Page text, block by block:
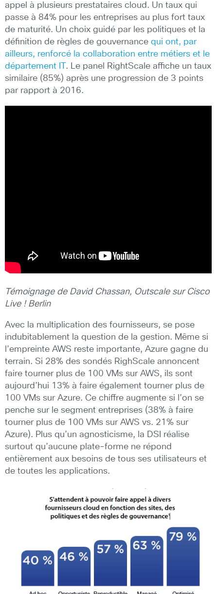
appel à plusieurs prestataires cloud. Un taux qui
passe à 84% pour les entreprises au plus fort taux
de maturité. Un choix guidé par les politiques et la
définition de règles de gouvernance qui ont, par
ailleurs, renforcé la collaboration entre métiers et le
département IT . Le panel RightScale affiche un taux
similaire (85%) après une progression de 3 points
par rapport à 2016.
Témoignage de David Chassan, Outscale sur Cisco
Live ! Berlin
Avec la multiplication des fournisseurs, se pose
indubitablement la question de la gestion. Même si
l’empreinte AWS reste importante, Azure gagne du
terrain. Si 28% des sondés RighScale annoncent
faire tourner plus de 100 VMs sur AWS, ils sont
aujourd’hui 13% à faire également tourner plus de
100 VMs sur Azure. Ce chiffre augmente si l’on se
penche sur le segment entreprises (38% à faire
tourner plus de 100 VMs sur AWS vs. 21% sur
Azure). Plus qu’un agnosticisme, la DSI réalise
surtout qu’aucune plate-forme ne répond
entièrement aux besoins de tous ses utilisateurs et
de toutes les applications.